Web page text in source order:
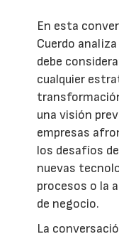
En esta
Cuerdo
debe
cualquier
una visión
empresas
los desafíos
nuevas
procesos o la
de negocio.
La